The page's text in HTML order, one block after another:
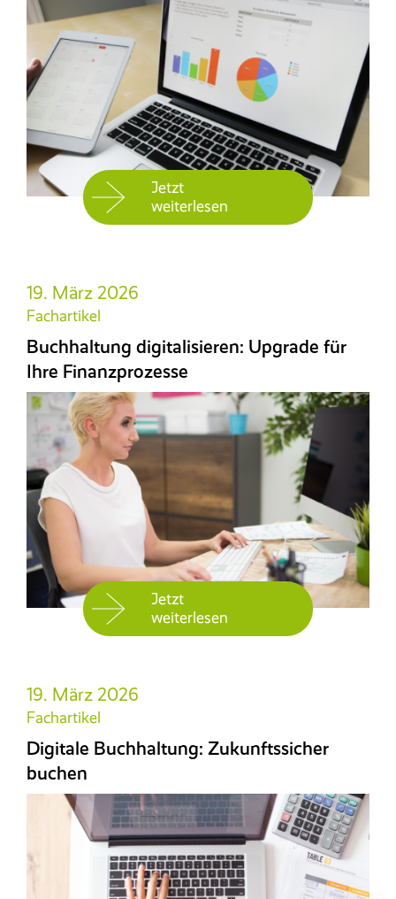
Jetzt
weiterlesen
Jetzt
weiterlesen
19. März 2026
Fachartikel
Buchhaltung digitalisieren: Upgrade für
Ihre Finanzprozesse
19. März 2026
Fachartikel
Digitale Buchhaltung: Zukunftssicher
buchen